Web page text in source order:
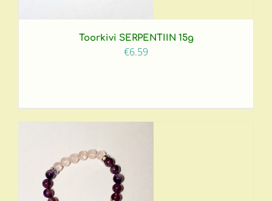
Toorkivi SERPENTIIN 15g
€6.59